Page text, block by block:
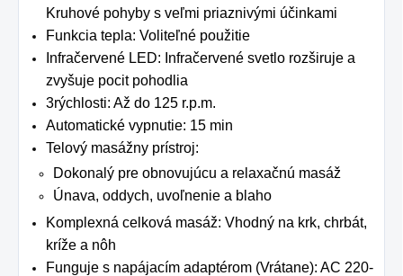
Kruhové pohyby s veľmi priaznivými účinkami
Funkcia tepla: Voliteľné použitie
Infračervené LED: Infračervené svetlo rozširuje a
zvyšuje pocit pohodlia
3rýchlosti: Až do 125 r.p.m.
Automatické vypnutie: 15 min
Telový masážny prístroj:
Dokonalý pre obnovujúcu a relaxačnú masáž
Únava, oddych, uvoľnenie a blaho
Komplexná celková masáž: Vhodný na krk, chrbát,
kríže a nôh
Funguje s napájacím adaptérom (Vrátane): AC 220-